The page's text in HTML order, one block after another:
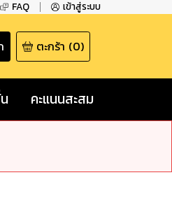
FAQ เข้าสู่ระบบ
ตะกร้า (0)
คะแนนสะสม